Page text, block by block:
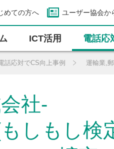
めての方へ ユーザー協会か
ICT活⽤ 電話応
話応対でCS向上事例 運輸業,
社-
しもし検